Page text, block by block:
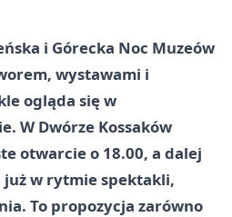
i Górecka Noc Muzeów
wystawami i
ogląda się w
W Dwórze Kossaków
otwarcie o 18.00, a dalej
już w rytmie spektakli,
To propozycja zarówno